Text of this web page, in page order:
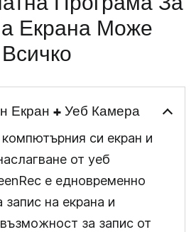
Екрана Може
Всичко
Екран + Уеб Камера
си екран и
от уеб
е едновременно
запис на екрана и
за запис от